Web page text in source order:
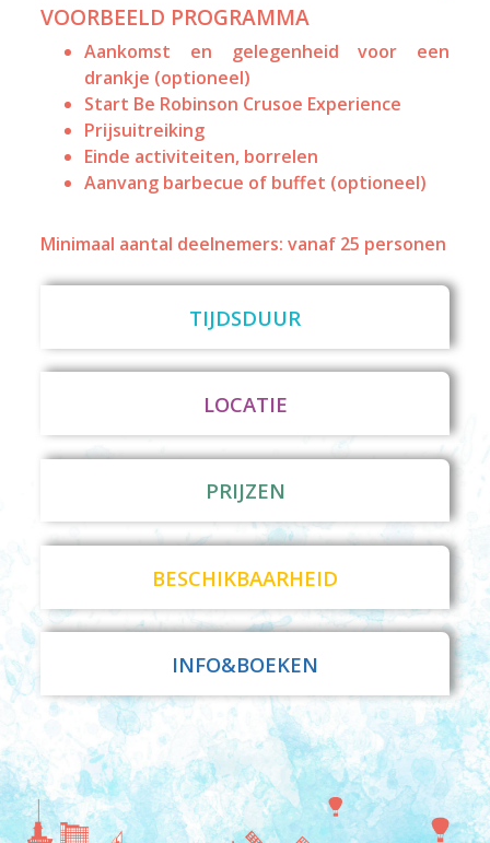
VOORBEELD PROGRAMMA
Aankomst en gelegenheid voor een
drankje (optioneel)
Start Be Robinson Crusoe Experience
Prijsuitreiking
Einde activiteiten, borrelen
Aanvang barbecue of buffet (optioneel)
Minimaal aantal deelnemers: vanaf 25 personen
TIJDSDUUR
LOCATIE
PRIJZEN
BESCHIKBAARHEID
INFO&BOEKEN